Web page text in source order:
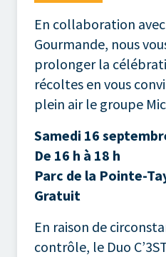
En collaboration avec
Gourmande, nous
prolonger la
récoltes en vous
plein air le groupe
Samedi 16
De 16 h à 18 h
Parc de la Pointe-
Gratuit
En raison de
contrôle, le Duo